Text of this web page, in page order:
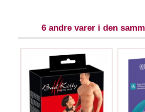
6 andre varer i den